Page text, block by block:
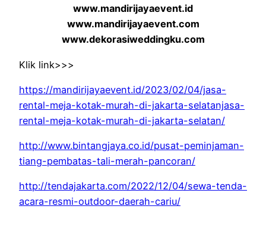
www.mandirijayaevent.id
www.mandirijayaevent.com
www.dekorasiweddingku.com
Klik link>>>
https://mandirijayaevent.id/2023/02/04/jasa-
rental-meja-kotak-murah-di-jakarta-selatanjasa-
rental-meja-kotak-murah-di-jakarta-selatan/
http://www.bintangjaya.co.id/pusat-peminjaman-
tiang-pembatas-tali-merah-pancoran/
http://tendajakarta.com/2022/12/04/sewa-tenda-
acara-resmi-outdoor-daerah-cariu/